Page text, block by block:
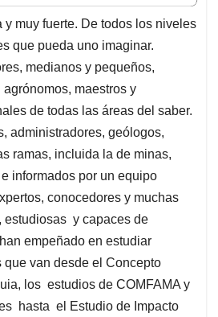
i
l
e
a
d
s
y muy fuerte. De todos los niveles
que pueda uno imaginar.
medianos y pequeños,
maestros y
de todas las áreas del saber.
administradores, geólogos,
ramas, incluida la de minas,
informados por un equipo
conocedores y muchas
estudiosas y capaces de
empeñado en estudiar
que van desde el Concepto
los estudios de COMFAMA y
hasta el Estudio de Impacto